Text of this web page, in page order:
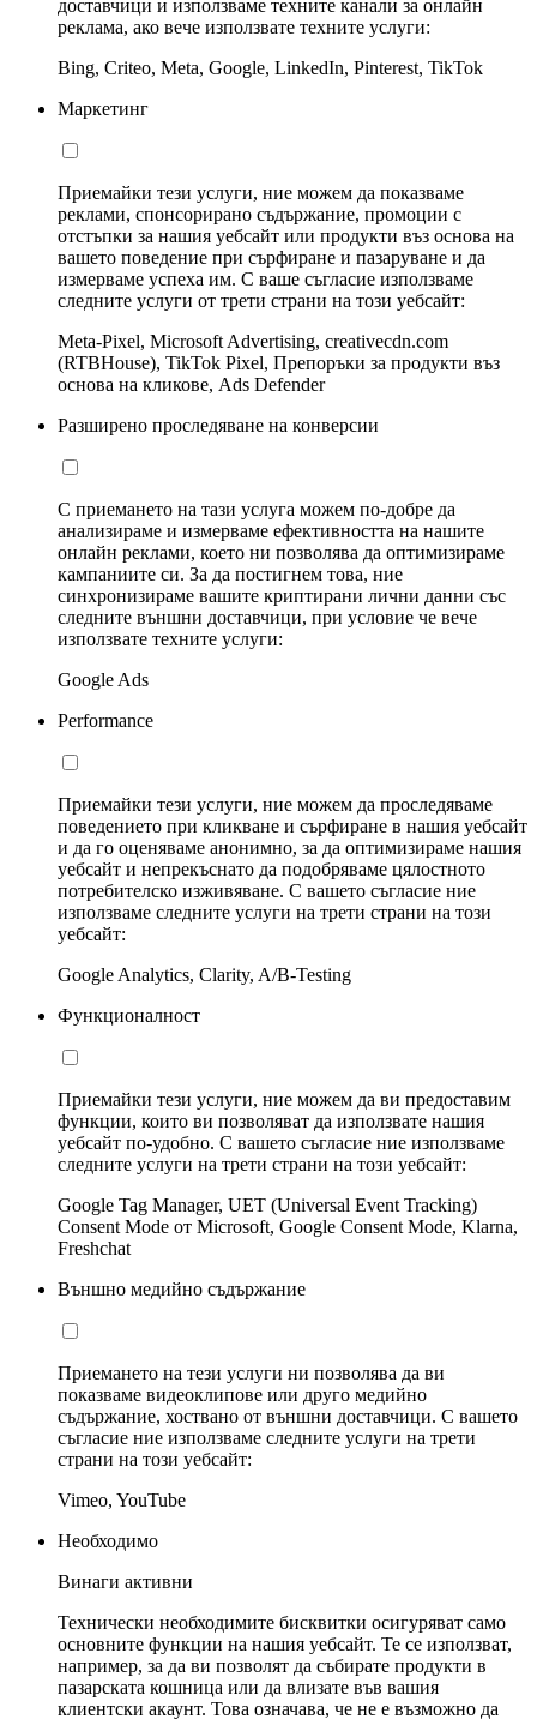
доставчици и използваме техните канали за онлайн
реклама, ако вече използвате техните услуги:
Bing, Criteo, Meta, Google, LinkedIn, Pinterest, TikTok
Маркетинг
Приемайки тези услуги, ние можем да показваме
реклами, спонсорирано съдържание, промоции с
отстъпки за нашия уебсайт или продукти въз основа на
вашето поведение при сърфиране и пазаруване и да
измерваме успеха им. С ваше съгласие използваме
следните услуги от трети страни на този уебсайт:
Meta-Pixel, Microsoft Advertising, creativecdn.com
(RTBHouse), TikTok Pixel, Препоръки за продукти въз
основа на кликове, Ads Defender
Разширено проследяване на конверсии
С приемането на тази услуга можем по-добре да
анализираме и измерваме ефективността на нашите
онлайн реклами, което ни позволява да оптимизираме
кампаниите си. За да постигнем това, ние
синхронизираме вашите криптирани лични данни със
следните външни доставчици, при условие че вече
използвате техните услуги:
Google Ads
Performance
Приемайки тези услуги, ние можем да проследяваме
поведението при кликване и сърфиране в нашия уебсайт
и да го оценяваме анонимно, за да оптимизираме нашия
уебсайт и непрекъснато да подобряваме цялостното
потребителско изживяване. С вашето съгласие ние
използваме следните услуги на трети страни на този
уебсайт:
Google Analytics, Clarity, A/B-Testing
Функционалност
Приемайки тези услуги, ние можем да ви предоставим
функции, които ви позволяват да използвате нашия
уебсайт по-удобно. С вашето съгласие ние използваме
следните услуги на трети страни на този уебсайт:
Google Tag Manager, UET (Universal Event Tracking)
Consent Mode от Microsoft, Google Consent Mode, Klarna,
Freshchat
Външно медийно съдържание
Приемането на тези услуги ни позволява да ви
показваме видеоклипове или друго медийно
съдържание, хоствано от външни доставчици. С вашето
съгласие ние използваме следните услуги на трети
страни на този уебсайт:
Vimeo, YouTube
Необходимо
Винаги активни
Технически необходимите бисквитки осигуряват само
основните функции на нашия уебсайт. Те се използват,
например, за да ви позволят да събирате продукти в
пазарската кошница или да влизате във вашия
клиентски акаунт. Това означава, че не е възможно да